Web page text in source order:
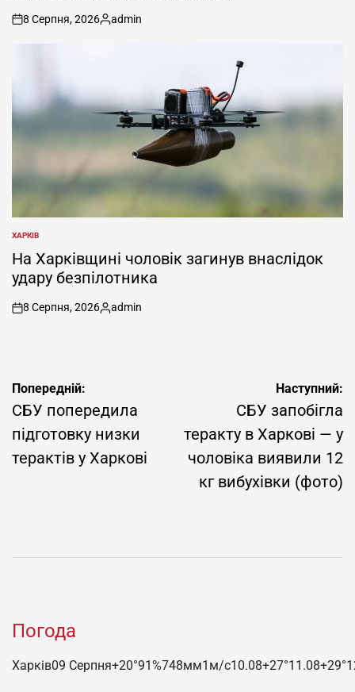
on
8 Серпня, 2026
Опубліковано
admin
ОПУБЛІКУВАТИ
У
ХАРКІВ
На Харківщині чоловік загинув внаслідок
удару безпілотника
on
8 Серпня, 2026
Опубліковано
admin
Навігація
записів
Попередній:
СБУ попередила
підготовку низки
терактів у Харкові
Наступний:
СБУ запобігла
теракту в Харкові — у
чоловіка виявили 12
кг вибухівки (фото)
Погода
Харків09 Серпня+20°91 %748мм1 м/c10.08+27°11.08+29°